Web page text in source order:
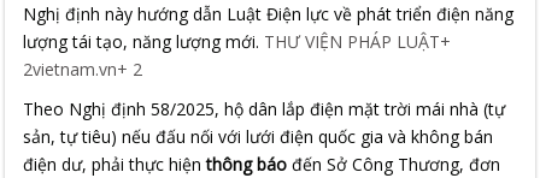
Nghị định này hướng dẫn Luật Điện lực về phát triển điện năng
lượng tái tạo, năng lượng mới. THƯ VIỆN PHÁP LUẬT+
2vietnam.vn+ 2
Theo Nghị định 58/2025, hộ dân lắp điện mặt trời mái nhà (tự
sản, tự tiêu) nếu đấu nối với lưới điện quốc gia và không bán
điện dư, phải thực hiệnthông báo đến Sở Công Thương, đơn